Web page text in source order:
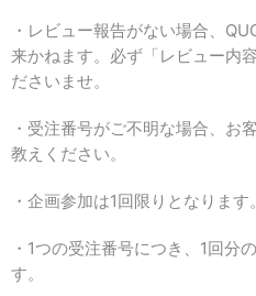
・レビュー報告がない場合、
来かねます。必ず「レビュー内
ださいませ。
・受注番号がご不明な場合、お
教えください。
・企画参加は1回限りとなります。
・1つの受注番号につき、1回分
す。